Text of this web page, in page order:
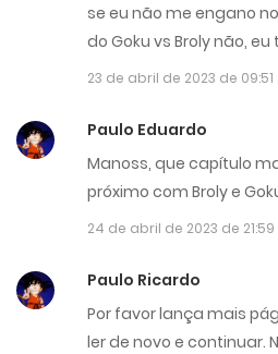
se eu não me engano
do Goku vs Broly não, eu
23 de abril de 2023 de 09:51
Paulo Eduardo
Manoss, que capítulo
próximo com Broly e
24 de abril de 2023 de 21:59
Paulo Ricardo
Por favor lança mais
ler de novo e continuar.